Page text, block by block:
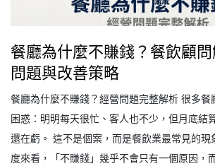
餐廳為什麼不賺錢？餐飲顧
問題與改善策略
餐廳為什麼不賺錢？經營問題完整解析 很多餐
困惑：明明每天很忙、客人也不少，但月底結
還在虧。 這不是個案，而是餐飲業最常見的現
度來看，「不賺錢」幾乎不會只有一個原因，